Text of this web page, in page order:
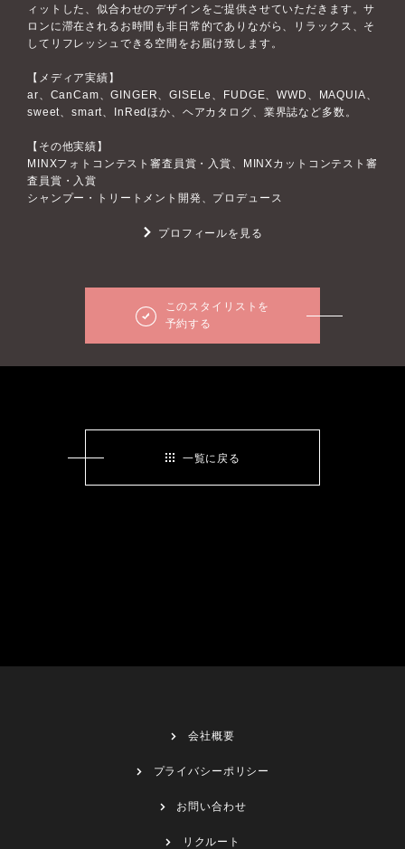
ィットした、似合わせのデザインをご提供させていただきます。サ
ロンに滞在されるお時間も非日常的でありながら、リラックス、そ
してリフレッシュできる空間をお届け致します。
【メディア実績】
ar、CanCam、GINGER、GISELe、FUDGE、WWD、MAQUIA、
sweet、smart、InRedほか、ヘアカタログ、業界誌など多数。
【その他実績】
MINXフォトコンテスト審査員賞・入賞、MINXカットコンテスト審
査員賞・入賞
シャンプー・トリートメント開発、プロデュース
プロフィールを見る
このスタイリストを
予約する
一覧に戻る
会社概要
プライバシーポリシー
お問い合わせ
リクルート